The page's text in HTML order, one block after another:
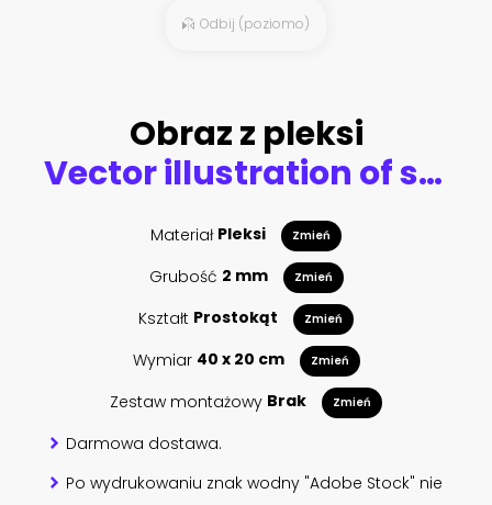
Odbij (poziomo)
Obraz z pleksi
Vector illustration of skull of kamikaze in helmet, holding a bottle of beer and flying skull on rocket
Materiał Pleksi Zmień
Grubość 2 mm Zmień
Kształt Prostokąt Zmień
Wymiar 40 x 20 cm Zmień
Zestaw montażowy Brak Zmień
Darmowa dostawa.
Po wydrukowaniu znak wodny "Adobe Stock" nie